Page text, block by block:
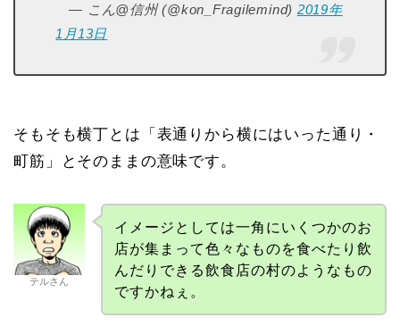
— こん@信州 (@kon_Fragilemind) 2019年
1月13日
そもそも横丁とは「表通りから横にはいった通り・
町筋」とそのままの意味です。
テルさん
イメージとしては一角にいくつかのお
店が集まって色々なものを食べたり飲
んだりできる飲食店の村のようなもの
ですかねぇ。